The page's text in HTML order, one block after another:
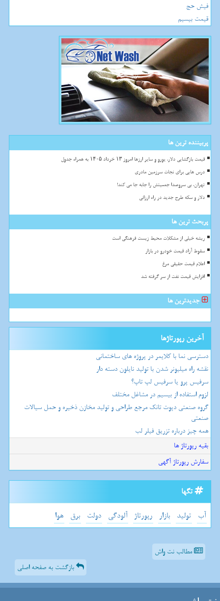
فیش حج
قیمت بیسیم
پربیننده ترین ها
قیمت بازگشایی دلار، یورو و سایر ارزها امروز ۱۳ خرداد ۱۴۰۵ به همراه جدول
درس هایی برای نجات سرزمین مادری
تهران، بی سروصدا جمعیتش را جابه جا می کند!
دلار و سکه طرح جدید در راه ارزانی
پربحث ترین ها
ریشه خیلی از مشکلات محیط زیست فرهنگی است
سقوط آزاد قیمت خودرو در بازار
اعلام قیمت حقیقی مرغ
افزایش قیمت نفت از سر گرفته شد
جدیدترین ها
آخرین رپورتاژها
دسترسی نما با کلایمر در پروژه های ساختمانی
نقشه راه میلیونر شدن با تولید نایلون دسته دار
سرفیس پرو یا سرفیس لپ تاپ؟
لزوم استفاده از بیسیم در مشاغل مختلف
گروه صنعتی دپوت تانک مرجع طراحی و تولید مخازن ذخیره و حمل سیالات
صنعتی
همه چیز درباره تزریق فیلر لب
بقیه رپورتاژ ها
سفارش رپورتاژ آگهی
تگها
آب تولید بازار رپورتاژ آلودگی دولت برق هوا
مطالب نت واش
بازگشت به صفحه اصلی